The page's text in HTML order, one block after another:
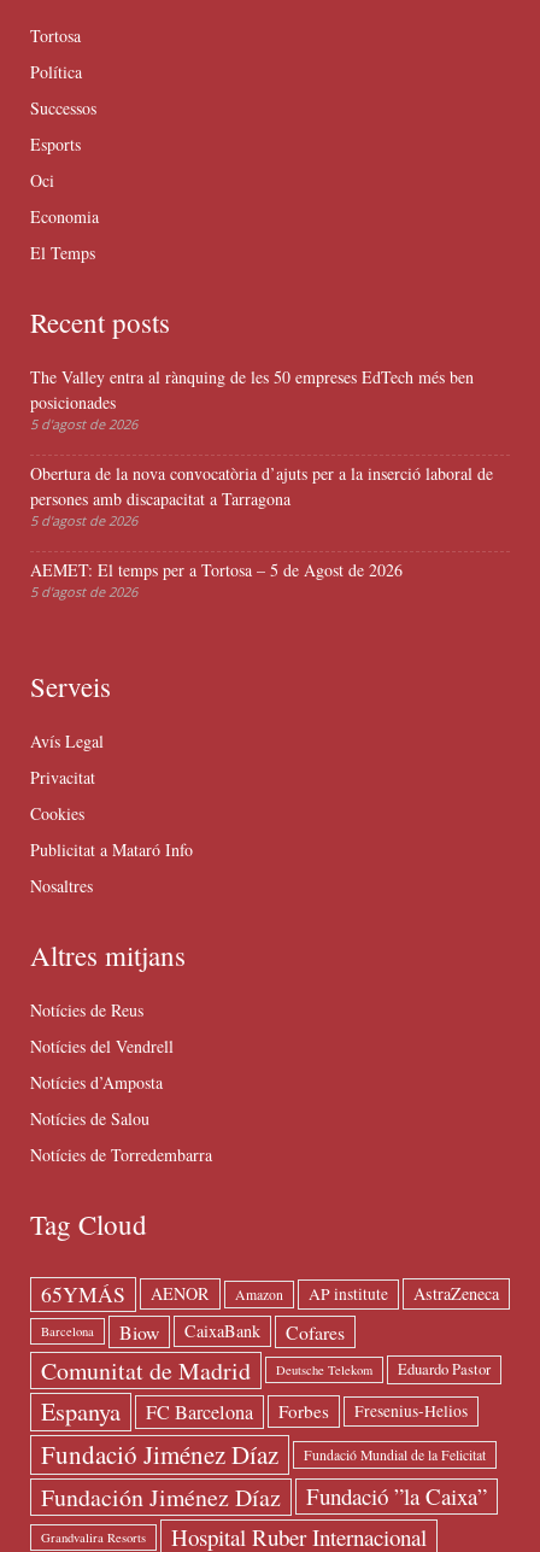
Tortosa
Política
Successos
Esports
Oci
Economia
El Temps
Recent posts
The Valley entra al rànquing de les 50 empreses EdTech més ben
posicionades
5 d'agost de 2026
Obertura de la nova convocatòria d’ajuts per a la inserció laboral de
persones amb discapacitat a Tarragona
5 d'agost de 2026
AEMET: El temps per a Tortosa – 5 de Agost de 2026
5 d'agost de 2026
Serveis
Avís Legal
Privacitat
Cookies
Publicitat a Mataró Info
Nosaltres
Altres mitjans
Notícies de Reus
Notícies del Vendrell
Notícies d’Amposta
Notícies de Salou
Notícies de Torredembarra
Tag Cloud
65YMÁS AENOR Amazon AP institute AstraZeneca
Barcelona Biow CaixaBank Cofares
Comunitat de Madrid Deutsche Telekom Eduardo Pastor
Espanya FC Barcelona Forbes Fresenius-Helios
Fundació Jiménez Díaz Fundació Mundial de la Felicitat
Fundación Jiménez Díaz Fundació ”la Caixa”
Grandvalira Resorts Hospital Ruber Internacional